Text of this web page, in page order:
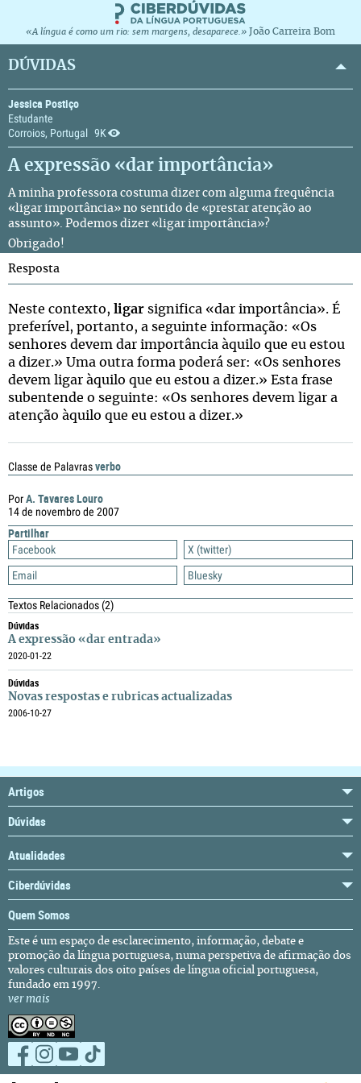
«A língua é como um rio: sem margens, desaparece.» João Carreira Bom
DÚVIDAS
Jessica Postiço
Estudante
Corroios, Portugal 9K
A expressão «dar importância»
A minha professora costuma dizer com alguma frequência
«ligar importância» no sentido de «prestar atenção ao
assunto». Podemos dizer «ligar importância»?
Obrigado!
PorA. Tavares Louro
14 de novembro de 2007
Partilhar
Facebook
X (twitter)
Email
Bluesky
Textos Relacionados(2)
Dúvidas
A expressão «dar entrada»
2020-01-22
Dúvidas
Novas respostas e rubricas actualizadas
2006-10-27
Resposta
Neste contexto, ligar significa «dar importância». É
preferível, portanto, a seguinte informação: «Os
senhores devem dar importância àquilo que eu estou
a dizer.» Uma outra forma poderá ser: «Os senhores
devem ligar àquilo que eu estou a dizer.» Esta frase
subentende o seguinte: «Os senhores devem ligar a
atenção àquilo que eu estou a dizer.»
Classe de Palavrasverbo
Artigos
Dúvidas
Atualidades
Ciberdúvidas
Quem Somos
Este é um espaço de esclarecimento, informação, debate e
promoção da língua portuguesa, numa perspetiva de afirmação dos
valores culturais dos oito países de língua oficial portuguesa,
fundado em 1997.
ver mais